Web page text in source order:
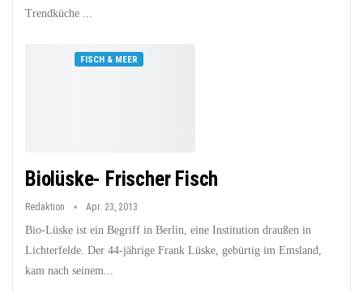
Trendküche ...
FISCH & MEER
Biolüske- Frischer Fisch
Redaktion Apr. 23, 2013
Bio-Lüske ist ein Begriff in Berlin, eine Institution draußen in
Lichterfelde. Der 44-jährige Frank Lüske, gebürtig im Emsland,
kam nach seinem...